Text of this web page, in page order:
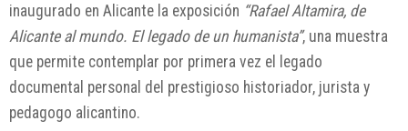
inaugurado en Alicante la exposición “Rafael Altamira, de
Alicante al mundo. El legado de un humanista”, una muestra
que permite contemplar por primera vez el legado
documental personal del prestigioso historiador, jurista y
pedagogo alicantino.